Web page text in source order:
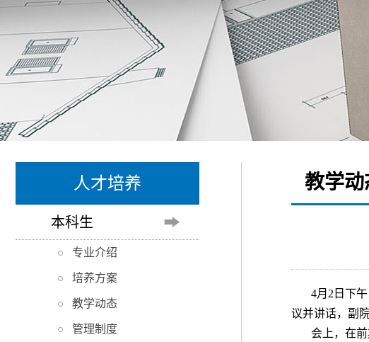
人才培养
本科生
专业介绍
培养方案
教学动态
管理制度
教学动
4月2日下
议并讲话，副
会上，在